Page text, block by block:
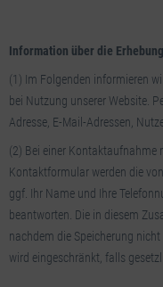
Information über die
(1) Im Folgenden informieren
bei Nutzung unserer Website.
Adresse, E-Mail-Adressen,
(2) Bei einer Kontaktaufnahme
Kontaktformular werden die
ggf. Ihr Name und Ihre
beantworten. Die in diesem
nachdem die Speicherung
wird eingeschränkt, falls